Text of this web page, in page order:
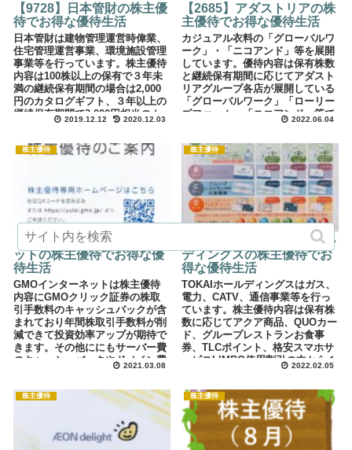
【9728】日本管財の株主優
待でお得な優待生活
日本管財は建物管理運営時偉業、
住宅管理運営事業、環境施設管理
事業等を行っています。株主優待
内容は100株以上の保有で３年未
満の継続保有期間の場合は2,000
円のカタログギフト、３年以上の
継続保有期間で3,000円相当のカ
タログギフトが年２回貰えます。
2019.12.12 2020.12.03
【2685】アダストリアの株
主優待でお得な優待生活
カジュアル衣料の「グローバルワ
ーク」・「ニコアンド」等を展開
しています。優待内容は保有株数
と継続保有期間に応じてアダスト
リアグループ各店が展開している
「グローバルワーク」「ローリー
ズファーム」「ニコアンド」等で
使用できる優待券を年１回頂けま
2022.06.04
株主優待
【9449】GMOインターネ
ットの株主優待でお得な優
待生活
GMOインターネットは株主優待
内容にGMOクリック証券の株取
引手数料のキャッシュバックが含
まれており年間株取引手数料が削
減できて投資効率アップが期待で
きます。その他ににもサーバー費
のキャッシュバックやドメイン費
用のキャッシュバックもありま
てはいかがでしょうか。私が株主
優待を取得している中でもかなり
お得でスゴイと感じた銘柄です
2021.03.08
株主優待
【3167】ＴＯＫＡＩホール
ディングスの株主優待でお
得な優待生活
TOKAIホールディングスはガス、
電力、CATV、通信事業等を行っ
ています。株主優待内容は保有株
数に応じてアクア商品、QUOカー
ド、グループレストランお食事
券、TLCポイント、格安スマホサ
ービスLIMBO使用割引の中から１
2022.02.05
株主優待 株主優待